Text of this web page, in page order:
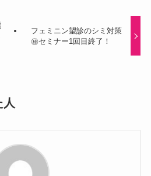
フェミニン望診のシミ対策
㊙セミナー1回目終了！